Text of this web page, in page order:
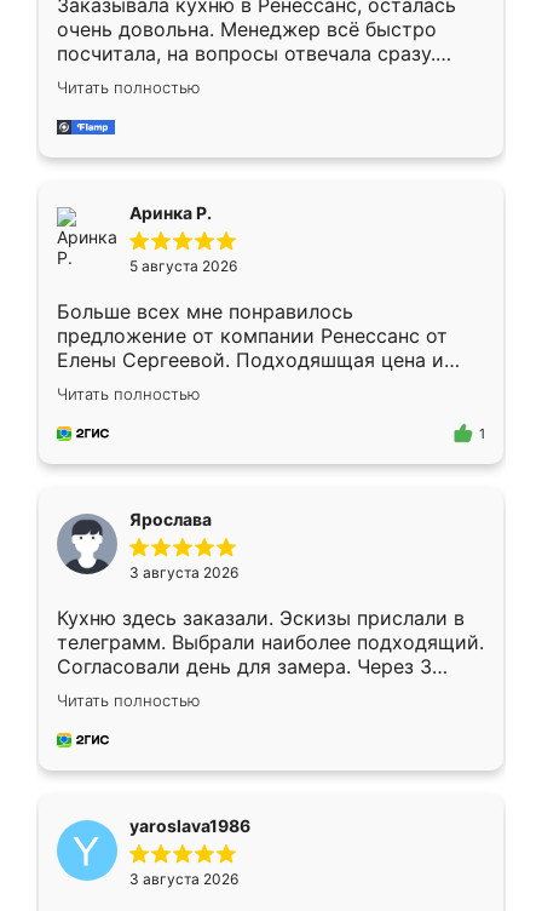
Заказывала кухню в Ренессанс, осталась
очень довольна. Менеджер всё быстро
посчитала, на вопросы отвечала сразу.
Замерщик приехал в субботу, подошёл к
делу со всей ответственностью. Собрали
за день, ребята работали аккуратно, даже
Читать полностью
Аринка Р.
5 августа 2026
Больше всех мне понравилось
предложение от компании Ренессанс от
Елены Сергеевой. Подходяшщая цена и
короткие сроки изготовления. Приехавший
для замера сотрудник Владислав
предложил по моему эскизу самый
Читать полностью
1
Ярослава
3 августа 2026
Кухню здесь заказали. Эскизы прислали в
телеграмм. Выбрали наиболее подходящий.
Согласовали день для замера. Через 3
недели кухня была уже готова. Остались
довольны работой. Спасибо Ренессанс
мебель за качественную работу!
Читать полностью
yaroslava1986
3 августа 2026